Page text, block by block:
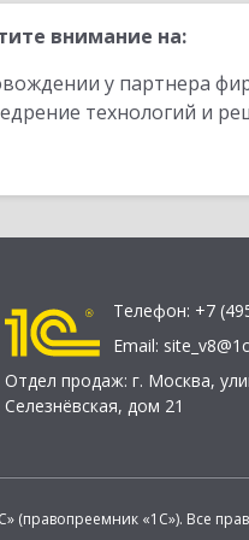
внимание на:
у партнера
технологий и
Телефон: +7
Email:
Отдел продаж: г. Москва,
Селезнёвская, дом 21
(правопреемник «1С»). Все